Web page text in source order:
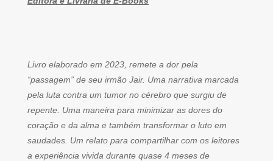
Livro elaborado em 2023, remete a dor pela
“passagem” de seu irmão Jair. Uma narrativa marcada
pela luta contra um tumor no cérebro que surgiu de
repente. Uma maneira para minimizar as dores do
coração e da alma e também transformar o luto em
saudades. Um relato para compartilhar com os leitores
a experiência vivida durante quase 4 meses de